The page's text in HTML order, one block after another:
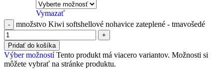
Vymazať
množstvo Kiwi softshellové nohavice zateplené - tmavošedé
Pridať do košíka
Výber možností Tento produkt má viacero variantov. Možnosti si
môžete vybrať na stránke produktu.